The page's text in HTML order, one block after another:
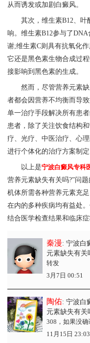
从而诱发或加剧白癜风。
其次，维生素B12、叶
响。维生素B12参与了
谢;维生素C则具有抗氧化
它还是黑色素生物合成过
接影响到黑色素的生成。
然而，尽管营养元素缺
者都会因营养不均衡而导
单一治疗手段解决所有患
患者，除了关注饮食结构
疗、光疗、中医治疗、心
进行个体化的治疗方案制定
以上是宁波白癜风专科
营养元素缺失有关吗?”问
机体所需各种营养元素充
在内的多种疾病均有益处
结合医学检查结果和临床
秦漫: 宁波白
元素缺失有关
转发
3月7日 00:51
陶佑: 宁波白
元素缺失有关
308，如果没
11月15日 23:03